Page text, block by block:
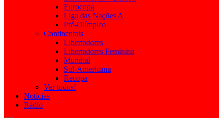
Eurocopa
Liga das Nações A
Pré-Olímpico
Continentais
Libertadores
Libertadores Feminina
Mundial
Sul-Americana
Recopa
Ver todos!
Notícias
Rádio